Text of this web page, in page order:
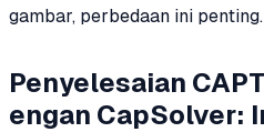
gambar, perbedaan ini penting.
Penyelesaian
engan CapSolver: